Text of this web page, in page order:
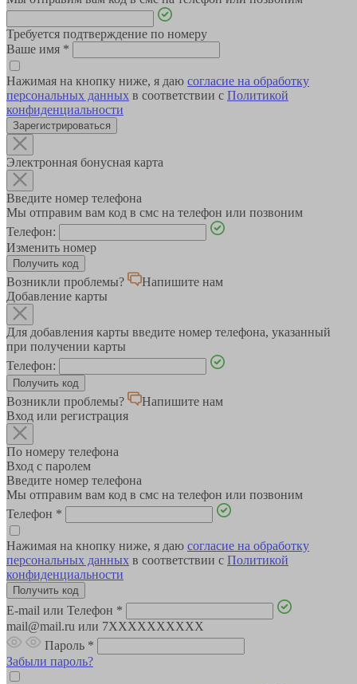
Требуется подтверждение по номеру
Ваше имя *
Нажимая на кнопку ниже, я даю согласие на обработку
персональных данных в соответствии с Политикой
конфиденциальности
Зарегистрироваться
Электронная бонусная карта
Введите номер телефона
Мы отправим вам код в смс на телефон или позвоним
Телефон:
Изменить номер
Возникли проблемы?
Напишите нам
Добавление карты
Для добавления карты введите номер телефона, указанный
при получении карты
Телефон:
Возникли проблемы?
Напишите нам
Вход или регистрация
По номеру телефона
Вход с паролем
Введите номер телефона
Мы отправим вам код в смс на телефон или позвоним
Телефон *
Нажимая на кнопку ниже, я даю согласие на обработку
персональных данных в соответствии с Политикой
конфиденциальности
E-mail или Телефон *
mail@mail.ru или 7XXXXXXXXXX
Пароль *
Забыли пароль?